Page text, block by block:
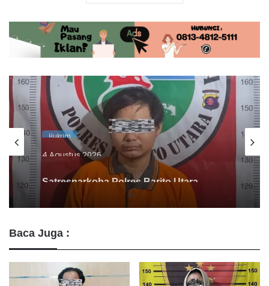
Hukrim
4 Agustus 2026
Satresnarkoba Polres Barito Utara
Gagalkan Penjualan Sabu di Lanjas
Baca Juga :